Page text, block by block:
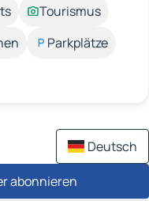
Tourismus
Parkplätze
Deutsch
abonnieren